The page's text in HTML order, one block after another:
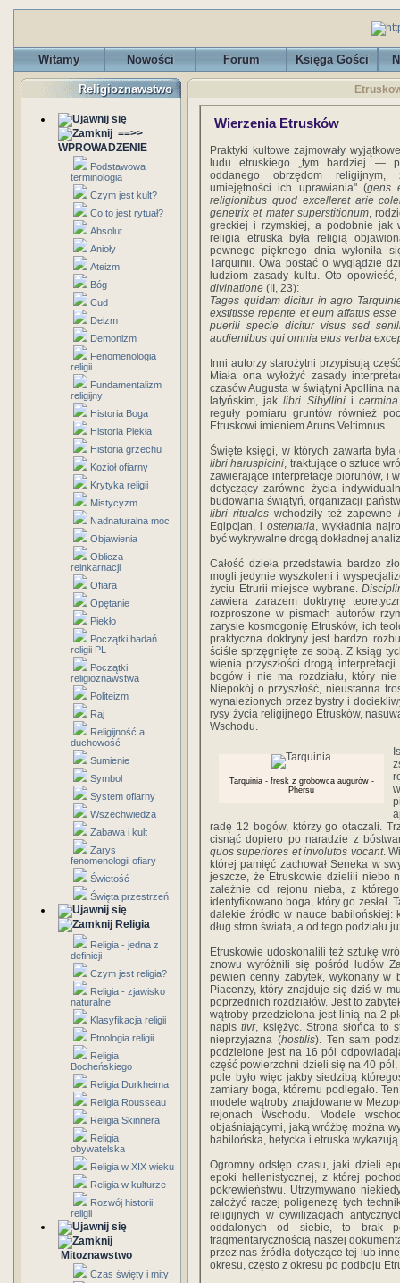
Witamy Nowości Forum Księga Gości
Religioznawstwo
==>>
WPROWADZENIE
Podstawowa
terminologia
Czym jest kult?
Co to jest rytuał?
Absolut
Anioły
Ateizm
Bóg
Cud
Deizm
Demonizm
Fenomenologia
religii
Fundamentalizm
religijny
Historia Boga
Historia Piekła
Historia grzechu
Kozioł ofiarny
Krytyka religii
Mistycyzm
Nadnaturalna moc
Objawienia
Oblicza
reinkarnacji
Ofiara
Opętanie
Piekło
Początki badań
religii PL
Początki
religioznawstwa
Politeizm
Raj
Religijność a
duchowość
Sumienie
Symbol
System ofiarny
Wszechwiedza
Zabawa i kult
Zarys
fenomenologii ofiary
Świetość
Święta przestrzeń
Religia
Religia - jedna z
definicji
Czym jest religia?
Religia - zjawisko
naturalne
Klasyfikacja religii
Etnologia religii
Religia
Bocheńskiego
Religia Durkheima
Religia Rousseau
Religia Skinnera
Religia
obywatelska
Religia w XIX wieku
Religia w kulturze
Rozwój historii
religii
Mitoznawstwo
Czas święty i mity
Wierzenia Etrusków
Praktyki kultowe zajmowały
ludu etruskiego „tym bardziej —
oddanego obrzędom
umiejętności ich uprawiania" (gens
religionibus quod excelleret arie
genetrix et mater superstitionum,
greckiej i rzymskiej, a podobnie jak
religia etruska była religią
pewnego pięknego dnia wyłoniła
Tarquinii. Owa po­stać o wyglądzie
ludziom zasady kultu. Oto
divinatione (II, 23):
Tages quidam dicitur in agro
exstitisse repente et eum affatus
puerili specie dicitur visus sed
audientibus qui omnia eius verba
Inni autorzy starożytni przypisują
Miała ona wyłożyć zasady
czasów Augusta w świątyni Apollina
latyńskim, jaklibri Sibyllinii
reguły pomiaru gruntów również
Etruskowi imieniem Aruns Veltimnus.
Święte księgi, w których zawarta
libri haruspicini, traktujące o sztuce
zawierające interpretacje piorunów, i
dotyczący zarówno życia
budowania świątyń, organizacji
libri rituales wchodziły też zapewne
Egipcjan, i ostentaria, wykładnia
być wykrywalne drogą do­kładnej
Całość dzieła przedstawia bardzo
mogli jedynie wyszkoleni i
życiu Etrurii miejsce wy­brane.
zawiera zarazem doktrynę
rozproszone w pismach autorów
zarysie kosmogonię Etrusków, ich
praktyczna doktryny jest bar­dzo
ściśle sprzęgnięte ze sobą. Z ksiąg
wienia przyszłości drogą
bogów i nie ma rozdziału, który
Niepokój o przyszłość, nieu­stanna
wynalezionych przez bystry i
rysy życia religijnego Etrusków,
Wschodu.
Tarquinia - fresk z grobowca augurów -
Phersu
radę 12 bogów, którzy go otaczali.
cisnąć do­piero po naradzie z
quos superiores et involutos vocant.
której pamięć zachował Seneka w
jeszcze, że Etruskowie dzielili niebo
zależnie od rejonu nieba, z
identyfikowano boga, który go zesłał.
dalekie źródło w nauce babilońskiej:
dług stron świata, a od tego podziału
Etruskowie udoskonalili też sztukę
znowu wyróżnili się pośród ludów
pewien cenny zabytek, wykonany w
Piacenzy, który znajduje się dziś w
poprzednich rozdziałów. Jest to
wątroby przedzielona jest linią na 2
napistivr, księżyc. Strona słońca to
nieprzyjazna (hostilis). Ten sam
podzie­lone jest na 16 pól
część powierzchni dzieli się na 40
pole było więc jakby siedzibą
zamiary boga, któremu podlegało.
mo­dele wątroby znajdowane w
rejonach Wschodu. Modele
objaśniającymi, jaką wróżbę można
babilońska, hetycka i etruska
Ogromny odstęp czasu, jaki dzieli
epoki helle­nistycznej, z której
pokrewieństwu. Utrzymy­wano
założyć raczej poligenezę tych
religijnych w cywilizacjach
oddalonych od siebie, to brak
fragmentarycznością naszej
przez nas źródła dotyczące tej lub
okresu, często z okresu po podboju